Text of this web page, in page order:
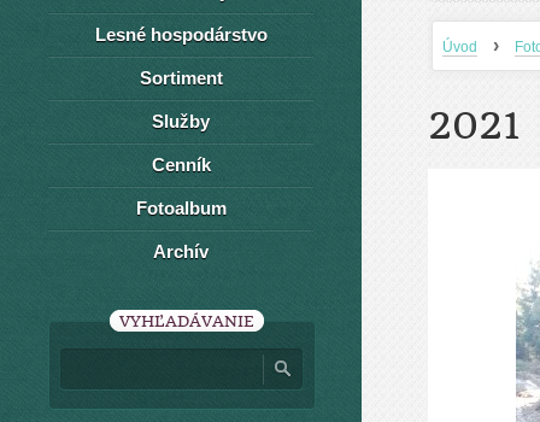
Úvod ›
2021
Lesné hospodárstvo
Sortiment
Služby
Cenník
Fotoalbum
Archív
VYHĽADÁVANIE